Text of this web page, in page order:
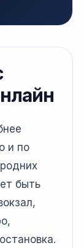
и по
быть